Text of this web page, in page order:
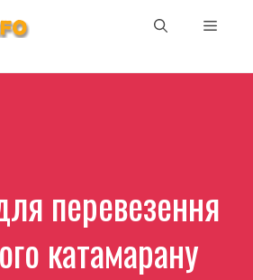
перевезення
катамарану